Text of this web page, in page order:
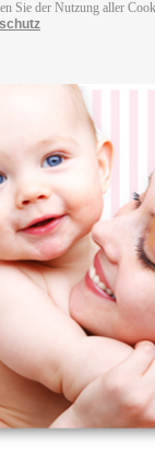
Sie der Nutzung aller